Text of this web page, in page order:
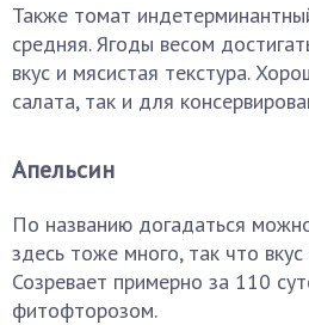
Также томат
средняя. Ягоды весом
вкус и мясистая текстура.
салата, так и для
Апельсин
По названию догадаться
здесь тоже много, так что
Созревает примерно за 110
фитофторозом.